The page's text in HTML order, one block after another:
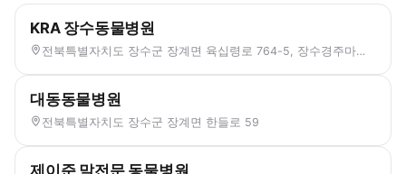
KRA 장수동물병원
전북특별자치도 장수군 장계면 육십령로 764-5, 장수경주마목장
대동동물병원
전북특별자치도 장수군 장계면 한들로 59
제이준 말전문 동물병원